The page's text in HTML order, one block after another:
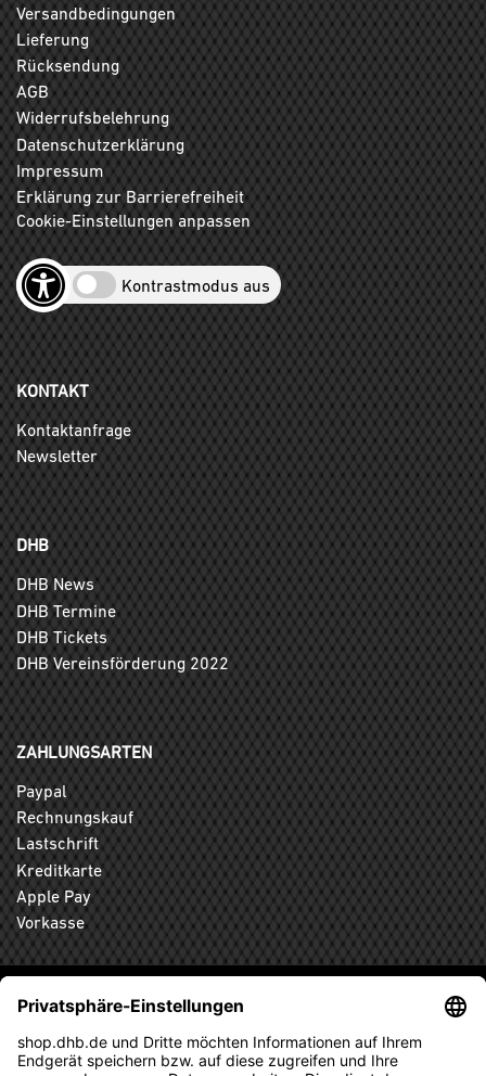
Versandbedingungen
Lieferung
Rücksendung
AGB
Widerrufsbelehrung
Datenschutzerklärung
Impressum
Erklärung zur Barrierefreiheit
Cookie-Einstellungen anpassen
Kontrastmodus aus
KONTAKT
Kontaktanfrage
Newsletter
DHB
DHB News
DHB Termine
DHB Tickets
DHB Vereinsförderung 2022
ZAHLUNGSARTEN
Paypal
Rechnungskauf
Lastschrift
Kreditkarte
Apple Pay
Vorkasse
ABONNIEREN SIE DEN KOSTENLOSEN DHB-FANSHOP
NEWSLETTER UND VERPASSEN SIE KEINE NEUIGKEIT ODER
AKTION MEHR.